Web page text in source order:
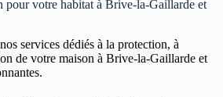
pour votre habitat à Brive-la-Gaillarde et
services dédiés à la protection, à
de votre maison à Brive-la-Gaillarde et